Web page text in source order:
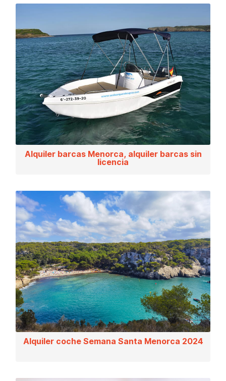
Alquiler barcas Menorca, alquiler barcas sin
licencia
Alquiler coche Semana Santa Menorca 2024